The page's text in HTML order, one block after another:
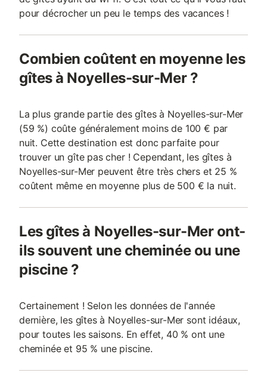
pour décrocher un peu le temps des vacances !
Combien coûtent en moyenne les
gîtes à Noyelles-sur-Mer ?
La plus grande partie des gîtes à Noyelles-sur-Mer
(59 %) coûte généralement moins de 100 € par
nuit. Cette destination est donc parfaite pour
trouver un gîte pas cher ! Cependant, les gîtes à
Noyelles-sur-Mer peuvent être très chers et 25 %
coûtent même en moyenne plus de 500 € la nuit.
Les gîtes à Noyelles-sur-Mer ont-
ils souvent une cheminée ou une
piscine ?
Certainement ! Selon les données de l'année
dernière, les gîtes à Noyelles-sur-Mer sont idéaux,
pour toutes les saisons. En effet, 40 % ont une
cheminée et 95 % une piscine.